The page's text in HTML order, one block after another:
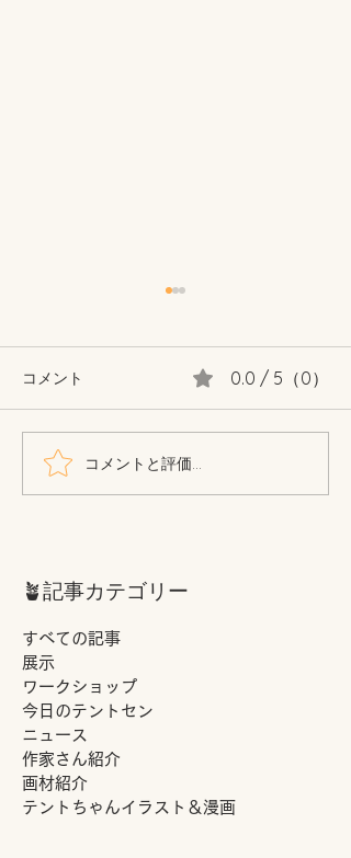
公募展『着物語り』あり
がとうございました！！
コメント 0.0 / 5（0）
コメントと評価...
🪴記事カテゴリー
すべての記事
展示
ワークショップ
今日のテントセン
ニュース
作家さん紹介
画材紹介
テントちゃんイラスト＆漫画